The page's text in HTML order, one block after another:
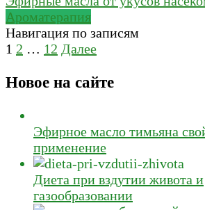
Ароматерапия
Навигация по записям
1 2 … 12 Далее
Новое на сайте
Эфирное масло тимьяна
применение
Диета при вздутии живота и
газообразовании